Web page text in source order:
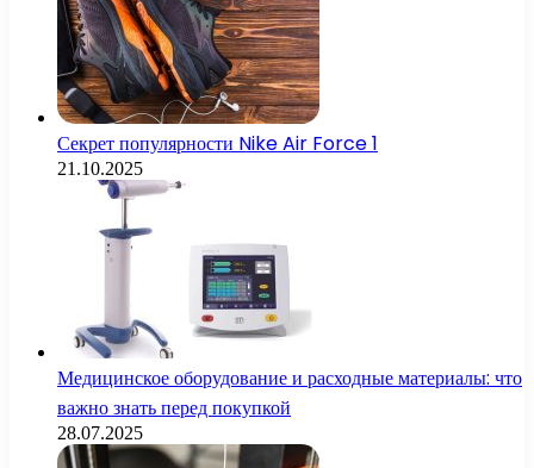
Секрет популярности Nike Air Force 1
21.10.2025
Медицинское оборудование и расходные материалы: что
важно знать перед покупкой
28.07.2025